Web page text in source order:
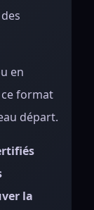
en
format
départ.
la